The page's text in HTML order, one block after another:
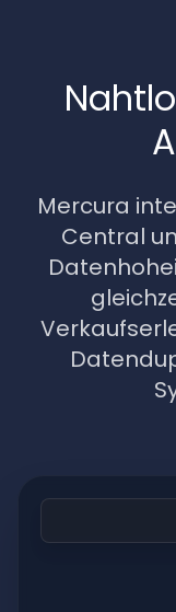
Mercura
Central